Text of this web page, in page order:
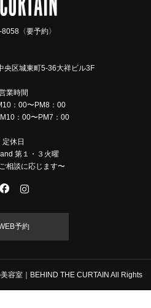
〈要予約〉
央区城東町5-36大祥ビル3F
業時間
：00〜PM8：00
：00〜PM7：00
定休日
第１・３火曜
相談に応じます〜
予約
容室｜BEHIND THE CURTAIN All Rights